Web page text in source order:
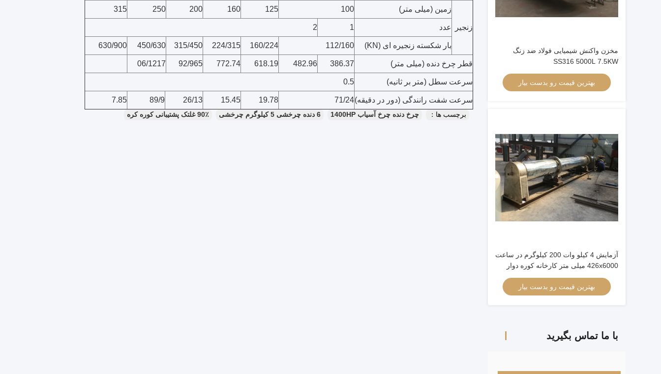
مخزن واکنش شیمیایی فولاد ضد زنگ
SS316 5000L 7.5KW
بهترین قیمت رو بدست بیار
آزمایش 4 کیلو وات 200 کیلوگرم در ساعت
426x6000 میلی متر کارخانه کوره دوار
سیمانی
بهترین قیمت رو بدست بیار
با ما تماس بگیرید
زنجیر
زمین (میلی متر) 100
125
160
200
250
315
عدد 1
2
بار شکسته زنجیره ای (KN) 112/160
160/224
224/315
315/450
450/630
630/900
قطر چرخ دنده (میلی متر) 386.37
482.96
618.19
772.74
92/965
06/1217
سرعت سطل (متر بر ثانیه) 0.5
سرعت شفت رانندگی (دور در دقیقه)71/24
19.78
15.45
26/13
89/9
7.85
برچسب ها： چرخ دنده چرخ آسیاب 1400HP 6 دنده چرخشی 5 کیلوگرم چرخشی 90٪ غلتک پشتیبانی کوره کره